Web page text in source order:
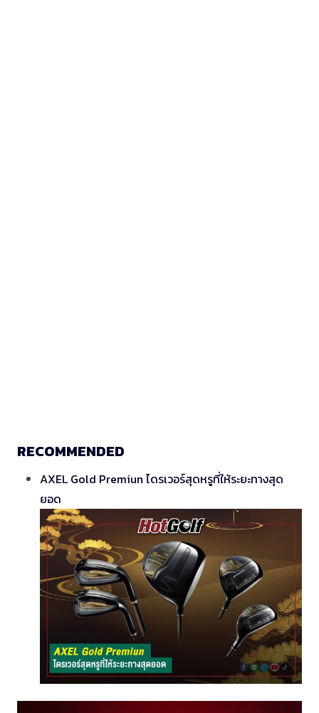
RECOMMENDED
AXEL Gold Premiun ไดรเวอร์สุดหรูที่ให้ระยะทางสุด
ยอด